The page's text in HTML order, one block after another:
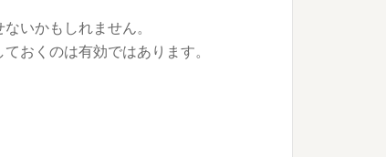
いかもしれません。
おくのは有効ではあります。